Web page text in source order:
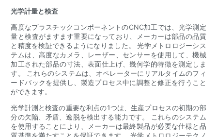
光学計量と検査
高度なプラスチックコンポーネントのCNC加工では、光学測定
量と検査がますます重要になっており、メーカーは部品の品質
と精度を検証できるようになりました。 光学メトロロジーシス
テムは、高度なカメラ、レーザー、センサーを使用して、機械
加工された部品の寸法、表面仕上げ、幾何学的特徴を測定しま
す。 これらのシステムは、オペレーターにリアルタイムのフィ
ードバックを提供し、製造プロセス中に調整と修正を行うこと
ができます。
光学計測と検査の重要な利点の1つは、生産プロセスの初期の部
分の欠陥、矛盾、逸脱を検出する能力です。 これらのシステム
を使用することにより、メーカーは最終製品が必要な仕様と品